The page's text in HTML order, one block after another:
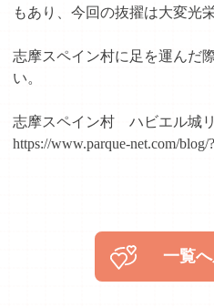
もあり、今回の抜擢は大変光
志摩スペイン村に足を運んだ
い。
志摩スペイン村 ハビエル城
https://www.parque-net.com/blog/
一覧